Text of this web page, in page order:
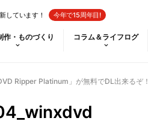
しています！ 今年で15周年目!
作・ものづくり コラム＆ライフログ
Ripper Platinum」が無料でDL出来るぞ！